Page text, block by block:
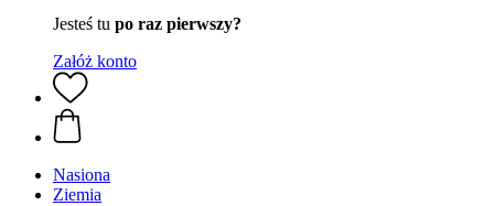
Jesteś tu po raz pierwszy?
Załóż konto
Nasiona
Ziemia